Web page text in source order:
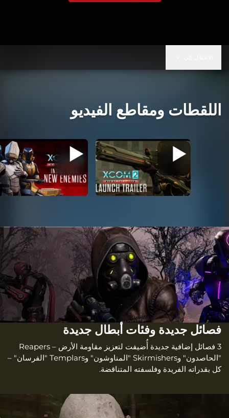
اللقطات ومقاطع الفيديو
فصائل جديدة وفئات أبطال جديدة
3 فصائل إضافية جديدة أُضيفت لتعزيز مقاومة الأرض – Reapers
"الحاصدون" وSkirmishers "المناوشون" وTemplars "الفرسان" –
كل بقدراته الفريدة وفلسفته المتناقضة.